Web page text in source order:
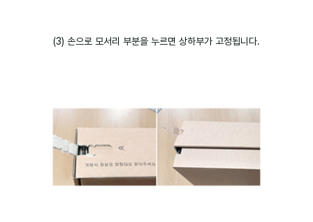
(3) 손으로 모서리 부분을 누르면 상하부가 고정됩니다.